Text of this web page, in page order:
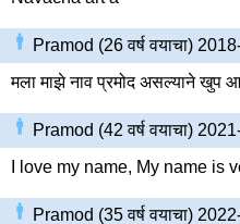
Pramod (26 वर्ष वयाचा)
मला माझे नाव प्रमोद असल्याने खुप
Pramod (42 वर्ष वयाचा)
I love my name, My name is
Pramod (35 वर्ष वयाचा)